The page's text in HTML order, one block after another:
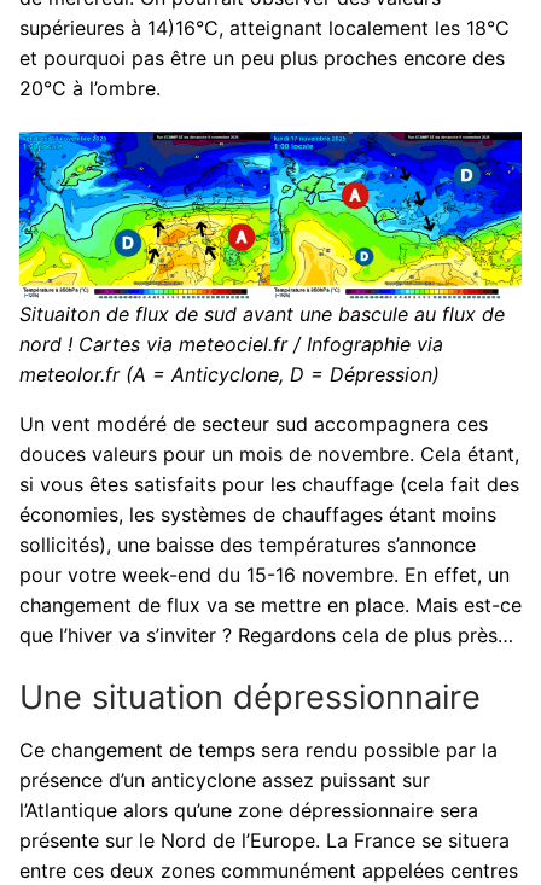
supérieures à 14)16°C, atteignant localement les 18°C
et pourquoi pas être un peu plus proches encore des
20°C à l’ombre.
Situaiton de flux de sud avant une bascule au flux de
nord ! Cartes via meteociel.fr / Infographie via
meteolor.fr (A = Anticyclone, D = Dépression)
Un vent modéré de secteur sud accompagnera ces
douces valeurs pour un mois de novembre. Cela étant,
si vous êtes satisfaits pour les chauffage (cela fait des
économies, les systèmes de chauffages étant moins
sollicités), une baisse des températures s’annonce
pour votre week-end du 15-16 novembre. En effet, un
changement de flux va se mettre en place. Mais est-ce
que l’hiver va s’inviter ? Regardons cela de plus près…
Une situation dépressionnaire
Ce changement de temps sera rendu possible par la
présence d’un anticyclone assez puissant sur
l’Atlantique alors qu’une zone dépressionnaire sera
présente sur le Nord de l’Europe. La France se situera
entre ces deux zones communément appelées centres